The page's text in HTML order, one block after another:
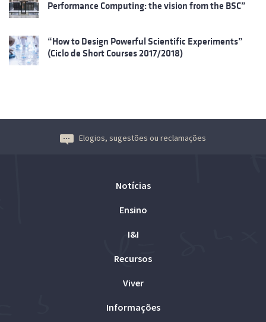
Performance Computing: the vision from the BSC”
“How to Design Powerful Scientific Experiments”
(Ciclo de Short Courses 2017/2018)
Elogios, sugestões ou reclamações
Notícias
Ensino
I&I
Recursos
Viver
Informações